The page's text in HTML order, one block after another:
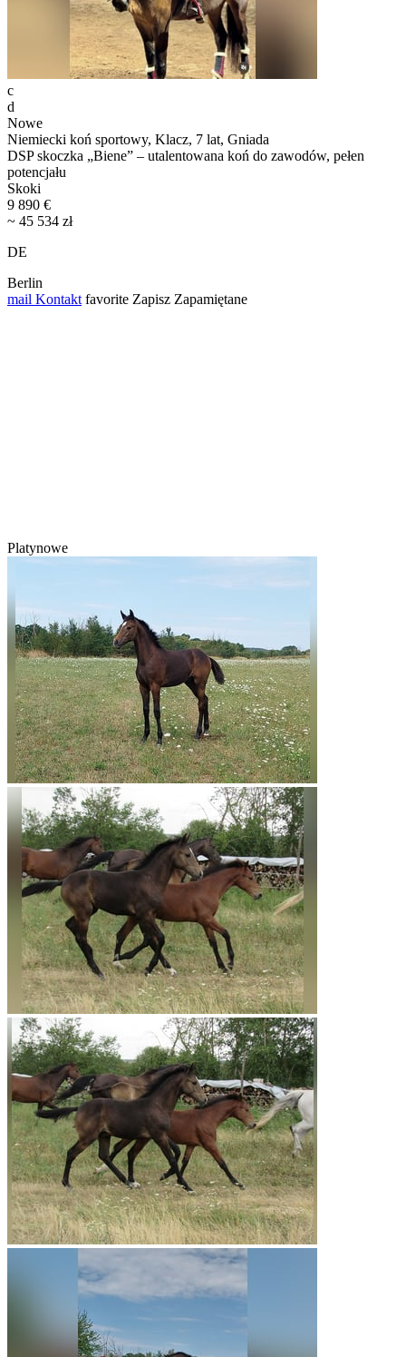
c
d
Nowe
Niemiecki koń sportowy, Klacz, 7 lat, Gniada
DSP skoczka „Biene” – utalentowana koń do zawodów, pełen
potencjału
Skoki
9 890 €
~ 45 534 zł
DE
Berlin
mail Kontakt favorite Zapisz Zapamiętane
Platynowe